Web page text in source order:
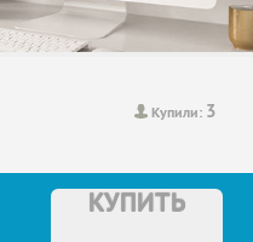
Купили: 3
КУПИТЬ